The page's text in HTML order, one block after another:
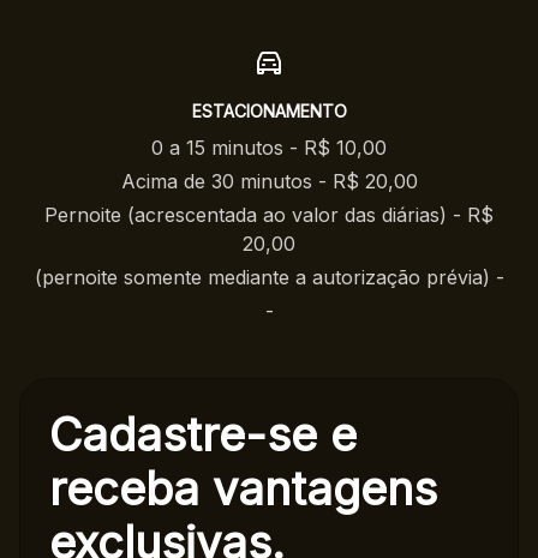
ESTACIONAMENTO
0 a 15 minutos - R$ 10,00
Acima de 30 minutos - R$ 20,00
Pernoite (acrescentada ao valor das diárias) - R$
20,00
(pernoite somente mediante a autorização prévia) -
-
Cadastre-se e
receba vantagens
exclusivas.